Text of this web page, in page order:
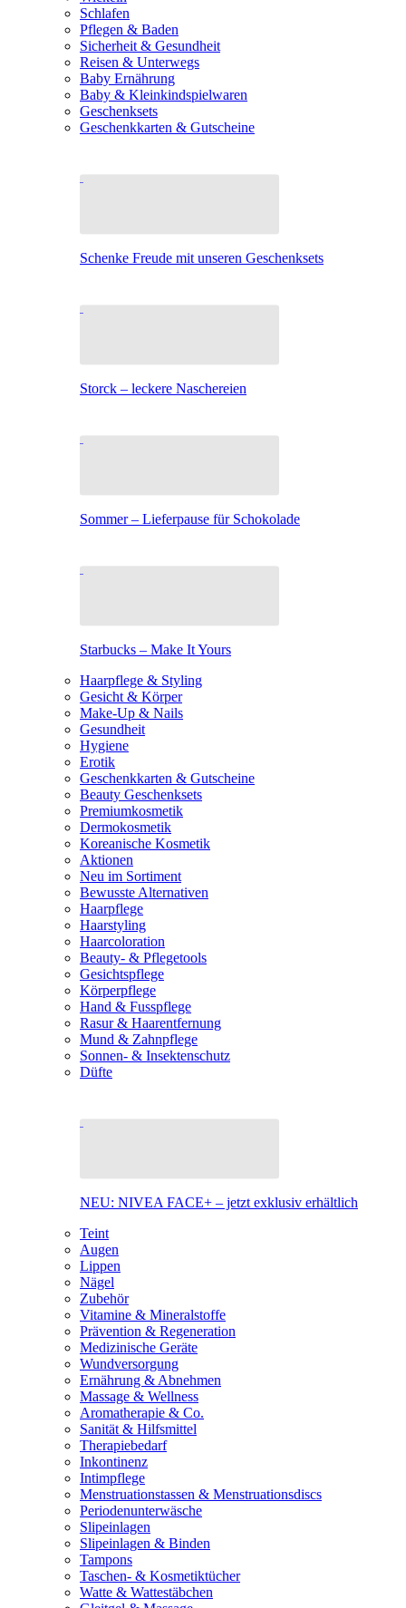
Schlafen
Pflegen & Baden
Sicherheit & Gesundheit
Reisen & Unterwegs
Baby Ernährung
Baby & Kleinkindspielwaren
Geschenksets
Geschenkkarten & Gutscheine
Schenke Freude mit unseren Geschenksets
Storck – leckere Naschereien
Sommer – Lieferpause für Schokolade
Starbucks – Make It Yours
Haarpflege & Styling
Gesicht & Körper
Make-Up & Nails
Gesundheit
Hygiene
Erotik
Geschenkkarten & Gutscheine
Beauty Geschenksets
Premiumkosmetik
Dermokosmetik
Koreanische Kosmetik
Aktionen
Neu im Sortiment
Bewusste Alternativen
Haarpflege
Haarstyling
Haarcoloration
Beauty- & Pflegetools
Gesichtspflege
Körperpflege
Hand & Fusspflege
Rasur & Haarentfernung
Mund & Zahnpflege
Sonnen- & Insektenschutz
Düfte
NEU: NIVEA FACE+ – jetzt exklusiv erhältlich
Teint
Augen
Lippen
Nägel
Zubehör
Vitamine & Mineralstoffe
Prävention & Regeneration
Medizinische Geräte
Wundversorgung
Ernährung & Abnehmen
Massage & Wellness
Aromatherapie & Co.
Sanität & Hilfsmittel
Therapiebedarf
Inkontinenz
Intimpflege
Menstruationstassen & Menstruationsdiscs
Periodenunterwäsche
Slipeinlagen
Slipeinlagen & Binden
Tampons
Taschen- & Kosmetiktücher
Watte & Wattestäbchen